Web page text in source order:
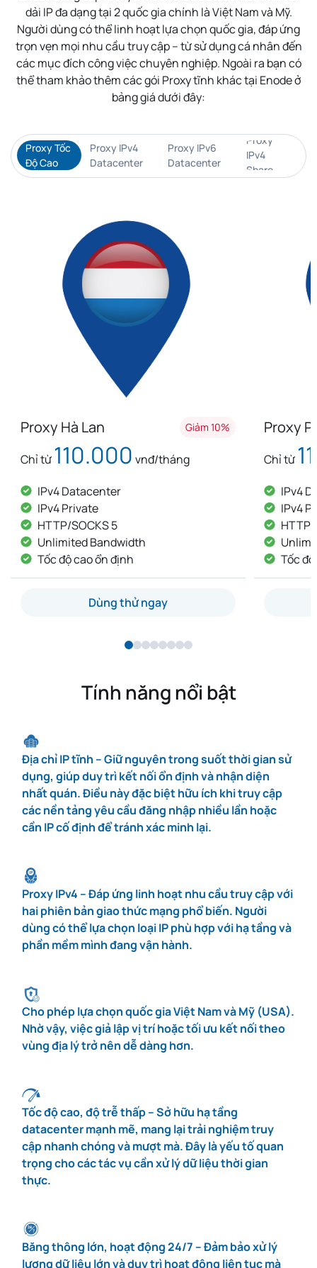
dải IP đa dạng tại 2 quốc gia chính là Việt Nam và Mỹ.
Người dùng có thể linh hoạt lựa chọn quốc gia, đáp ứng
trọn vẹn mọi nhu cầu truy cập – từ sử dụng cá nhân đến
các mục đích công việc chuyên nghiệp. Ngoài ra bạn có
thể tham khảo thêm các gói Proxy tĩnh khác tại Enode ở
bảng giá dưới đây:
Proxy Tốc
Độ Cao
Proxy IPv4
Datacenter
Proxy IPv6
Datacenter
Proxy
IPv4
Share
Proxy Pháp Giảm 10%
Chỉ từ110.000vnđ/tháng
IPv4 Datacenter
IPv4 Private
HTTP/SOCKS 5
Unlimited Bandwidth
Tốc độ cao ổn định
Dùng thử ngay
Chỉ
Tính năng nổi bật
Địa chỉ IP tĩnh – Giữ nguyên trong suốt thời gian sử
dụng, giúp duy trì kết nối ổn định và nhận diện
nhất quán. Điều này đặc biệt hữu ích khi truy cập
các nền tảng yêu cầu đăng nhập nhiều lần hoặc
cần IP cố định để tránh xác minh lại.
Proxy IPv4 – Đáp ứng linh hoạt nhu cầu truy cập với
hai phiên bản giao thức mạng phổ biến. Người
dùng có thể lựa chọn loại IP phù hợp với hạ tầng và
phần mềm mình đang vận hành.
Cho phép lựa chọn quốc gia Việt Nam và Mỹ (USA).
Nhờ vậy, việc giả lập vị trí hoặc tối ưu kết nối theo
vùng địa lý trở nên dễ dàng hơn.
Tốc độ cao, độ trễ thấp – Sở hữu hạ tầng
datacenter mạnh mẽ, mang lại trải nghiệm truy
cập nhanh chóng và mượt mà. Đây là yếu tố quan
trọng cho các tác vụ cần xử lý dữ liệu thời gian
thực.
Băng thông lớn, hoạt động 24/7 – Đảm bảo xử lý
lượng dữ liệu lớn và duy trì hoạt động liên tục mà